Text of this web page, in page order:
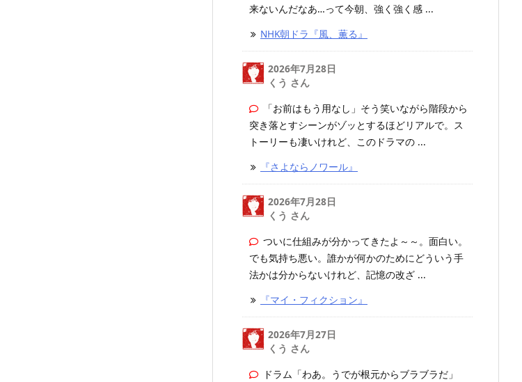
来ないんだなあ…って今朝、強く強く感 ...
NHK朝ドラ『風、薫る』
2026年7月28日
くう さん
「お前はもう用なし」そう笑いながら階段から
突き落とすシーンがゾッとするほどリアルで。ス
トーリーも凄いけれど、このドラマの ...
『さよならノワール』
2026年7月28日
くう さん
ついに仕組みが分かってきたよ～～。面白い。
でも気持ち悪い。誰かが何かのためにどういう手
法かは分からないけれど、記憶の改ざ ...
『マイ・フィクション』
2026年7月27日
くう さん
ドラム「わあ。うでが根元からブラブラだ」